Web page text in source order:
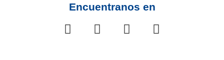
Encuentranos en